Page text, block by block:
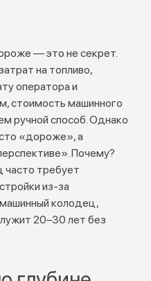
— это не секрет.
на топливо,
оператора и
стоимость машинного
ручной способ. Однако
«дороже», а
Почему?
часто требует
из-за
колодец,
20–30 лет без